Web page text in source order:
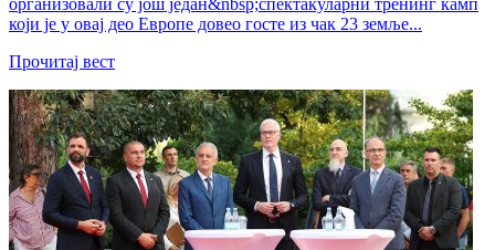
који је у овај део Европе довео госте из чак 23 земље...
Прочитај вест